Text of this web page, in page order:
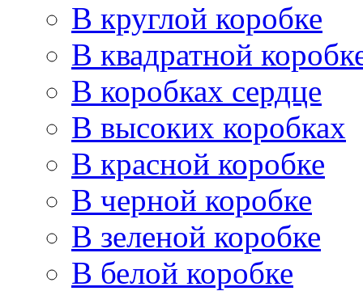
В круглой коробке
В квадратной
В коробках сердце
В высоких коробках
В красной коробке
В черной коробке
В зеленой коробке
В белой коробке